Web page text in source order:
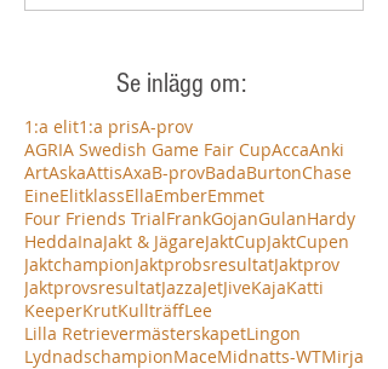
Se inlägg om:
1:a elit1:a prisA-prov
AGRIA Swedish Game Fair CupAccaAnki
ArtAskaAttisAxaB-provBadaBurtonChase
EineElitklassEllaEmberEmmet
Four Friends TrialFrankGojanGulanHardy
HeddaInaJakt & JägareJaktCupJaktCupen
JaktchampionJaktprobsresultatJaktprov
JaktprovsresultatJazzaJetJiveKajaKatti
KeeperKrutKullträffLee
Lilla RetrievermästerskapetLingon
LydnadschampionMaceMidnatts-WTMirja